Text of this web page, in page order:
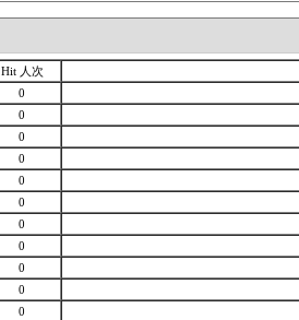
Hit 人次
0
0
0
0
0
0
0
0
0
0
0